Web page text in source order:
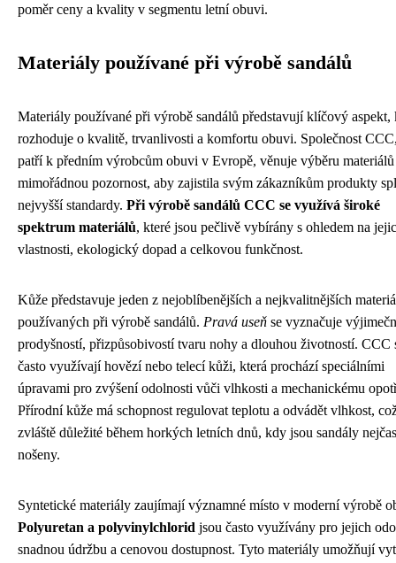
poměr ceny a kvality v segmentu letní obuvi.
Materiály používané při výrobě sandálů
Materiály používané při výrobě sandálů představují klíčový aspekt,
rozhoduje o kvalitě, trvanlivosti a komfortu obuvi. Společnost
patří k předním výrobcům obuvi v Evropě, věnuje výběru materiálů
mimořádnou pozornost, aby zajistila svým zákazníkům produkty
nejvyšší standardy. Při výrobě sandálů CCC se využívá široké
spektrum materiálů, které jsou pečlivě vybírány s ohledem na
vlastnosti, ekologický dopad a celkovou funkčnost.
Kůže představuje jeden z nejoblíbenějších a nejkvalitnějších
používaných při výrobě sandálů. Pravá useň se vyznačuje
prodyšností, přizpůsobivostí tvaru nohy a dlouhou životností. CCC
často využívají hovězí nebo telecí kůži, která prochází speciálními
úpravami pro zvýšení odolnosti vůči vlhkosti a mechanickému
Přírodní kůže má schopnost regulovat teplotu a odvádět vlhkost,
zvláště důležité během horkých letních dnů, kdy jsou sandály
nošeny.
Syntetické materiály zaujímají významné místo v moderní výrobě
Polyuretan a polyvinylchlorid jsou často využívány pro jejich
snadnou údržbu a cenovou dostupnost. Tyto materiály umožňují